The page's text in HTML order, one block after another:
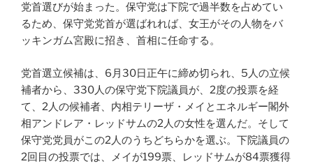
党首選びが始まった。保守党は下院で過半数を占めてい
るため、保守党党首が選ばれれば、女王がその人物をバ
ッキンガム宮殿に招き、首相に任命する。
党首選立候補は、6月30日正午に締め切られ、5人の立候
補者から、330人の保守党下院議員が、2度の投票を経
て、2人の候補者、内相テリーザ・メイとエネルギー閣外
相アンドレア・レッドサムの2人の女性を選んだ。そして
保守党党員がこの2人のうちどちらかを選ぶ。下院議員の
2回目の投票では、メイが199票、レッドサムが84票獲得